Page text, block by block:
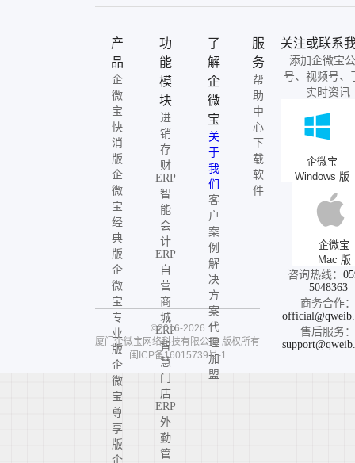
产
品
企
微
宝
快
消
版
企
微
宝
经
典
版
企
微
宝
专
业
版
企
微
宝
尊
享
版
企
功
能
模
块
进
销
存
财
ERP
智
能
会
计
ERP
自
营
商
城
ERP
智
慧
门
店
ERP
外
勤
管
了
解
企
微
宝
关
于
我
们
客
户
案
例
解
决
方
案
代
理
加
盟
服
务
帮
助
中
心
下
载
软
件
关注或联系
添加企微宝
号、视频号、
实时资讯
企微宝
Windows 版
企微宝
Mac 版
咨询热线：
5048363
商务合作：
售后服务：
©2016-2026
厦门企微宝网络科技有限公司 版权所有
闽ICP备16015739号-1